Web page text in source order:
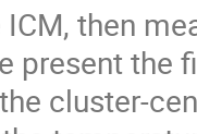
then
present the
cluster-